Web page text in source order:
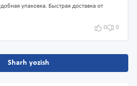
упаковка. Быстрая доставка от
0 0
Sharh yozish